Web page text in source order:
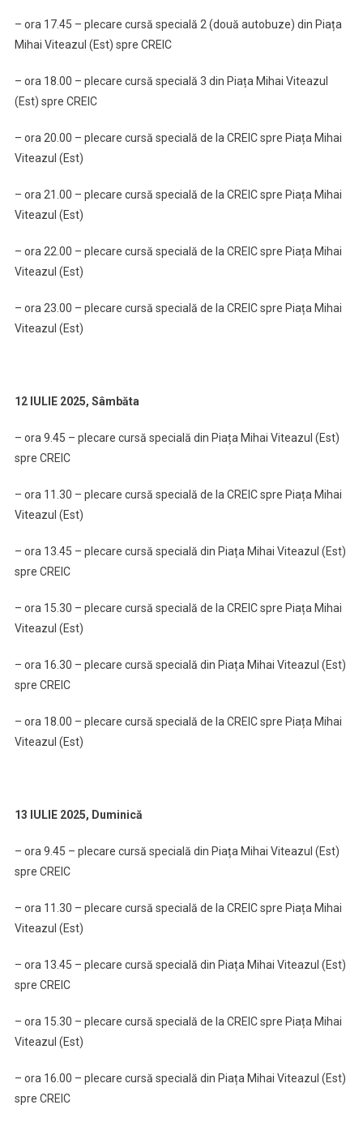
– ora 17.45 – plecare cursă specială 2 (două autobuze) din Piața
Mihai Viteazul (Est) spre CREIC
– ora 18.00 – plecare cursă specială 3 din Piața Mihai Viteazul
(Est) spre CREIC
– ora 20.00 – plecare cursă specială de la CREIC spre Piața Mihai
Viteazul (Est)
– ora 21.00 – plecare cursă specială de la CREIC spre Piața Mihai
Viteazul (Est)
– ora 22.00 – plecare cursă specială de la CREIC spre Piața Mihai
Viteazul (Est)
– ora 23.00 – plecare cursă specială de la CREIC spre Piața Mihai
Viteazul (Est)
12 IULIE 2025, Sâmbăta
– ora 9.45 – plecare cursă specială din Piața Mihai Viteazul (Est)
spre CREIC
– ora 11.30 – plecare cursă specială de la CREIC spre Piața Mihai
Viteazul (Est)
– ora 13.45 – plecare cursă specială din Piața Mihai Viteazul (Est)
spre CREIC
– ora 15.30 – plecare cursă specială de la CREIC spre Piața Mihai
Viteazul (Est)
– ora 16.30 – plecare cursă specială din Piața Mihai Viteazul (Est)
spre CREIC
– ora 18.00 – plecare cursă specială de la CREIC spre Piața Mihai
Viteazul (Est)
13 IULIE 2025, Duminică
– ora 9.45 – plecare cursă specială din Piața Mihai Viteazul (Est)
spre CREIC
– ora 11.30 – plecare cursă specială de la CREIC spre Piața Mihai
Viteazul (Est)
– ora 13.45 – plecare cursă specială din Piața Mihai Viteazul (Est)
spre CREIC
– ora 15.30 – plecare cursă specială de la CREIC spre Piața Mihai
Viteazul (Est)
– ora 16.00 – plecare cursă specială din Piața Mihai Viteazul (Est)
spre CREIC